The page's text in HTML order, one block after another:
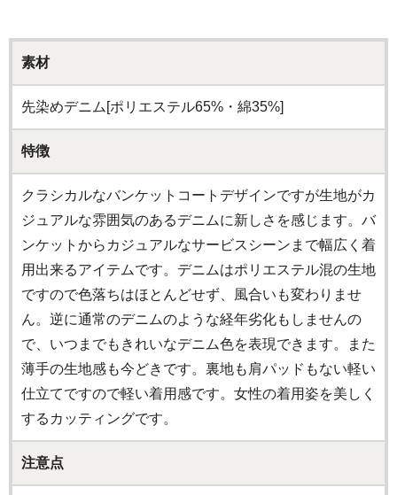
素材
先染めデニム[ポリエステル65%・綿35%]
特徴
クラシカルなバンケットコートデザインですが生地がカ
ジュアルな雰囲気のあるデニムに新しさを感じます。バ
ンケットからカジュアルなサービスシーンまで幅広く着
用出来るアイテムです。デニムはポリエステル混の生地
ですので色落ちはほとんどせず、風合いも変わりませ
ん。逆に通常のデニムのような経年劣化もしませんの
で、いつまでもきれいなデニム色を表現できます。また
薄手の生地感も今どきです。裏地も肩パッドもない軽い
仕立てですので軽い着用感です。女性の着用姿を美しく
するカッティングです。
注意点